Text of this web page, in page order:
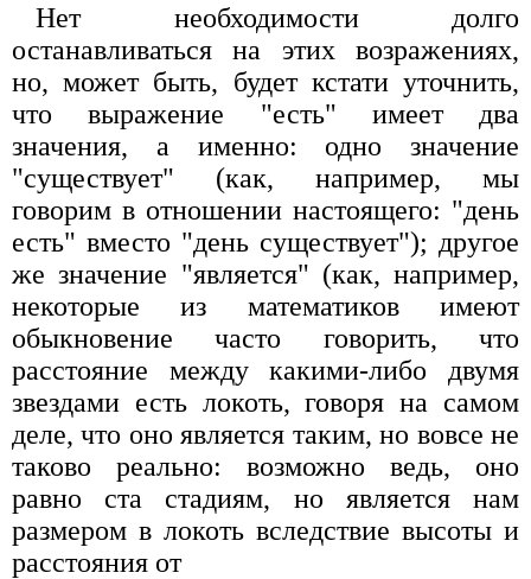
Нет необходимости долго
останавливаться на этих возражениях,
но, может быть, будет кстати уточнить,
что выражение "есть" имеет два
значения, а именно: одно значение
"существует" (как, например, мы
говорим в отношении настоящего: "день
есть" вместо "день существует"); другое
же значение "является" (как, например,
некоторые из математиков имеют
обыкновение часто говорить, что
расстояние между какими-либо двумя
звездами есть локоть, говоря на самом
деле, что оно является таким, но вовсе не
таково реально: возможно ведь, оно
равно ста стадиям, но является нам
размером в локоть вследствие высоты и
расстояния от